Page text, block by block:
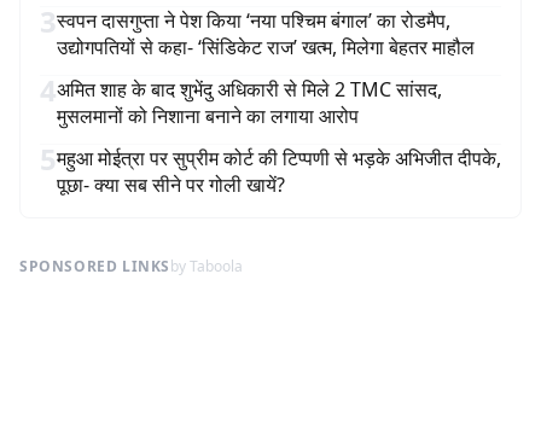
3स्वपन दासगुप्ता ने पेश किया ‘नया पश्चिम बंगाल’ का रोडमैप,
उद्योगपतियों से कहा- ‘सिंडिकेट राज’ खत्म, मिलेगा बेहतर माहौल
4अमित शाह के बाद शुभेंदु अधिकारी से मिले 2 TMC सांसद,
मुसलमानों को निशाना बनाने का लगाया आरोप
5महुआ मोईत्रा पर सुप्रीम कोर्ट की टिप्पणी से भड़के अभिजीत दीपके,
पूछा- क्या सब सीने पर गोली खायें?
SPONSORED LINKSby Taboola